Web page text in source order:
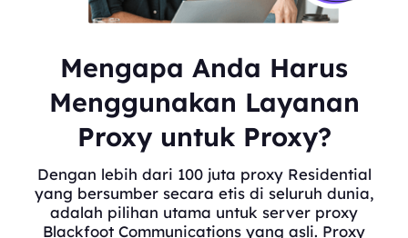
Mengapa Anda Harus
Menggunakan Layanan
Proxy untuk Proxy?
Dengan lebih dari 100 juta proxy Residential
yang bersumber secara etis di seluruh dunia,
adalah pilihan utama untuk server proxy
Blackfoot Communications yang asli. Proxy